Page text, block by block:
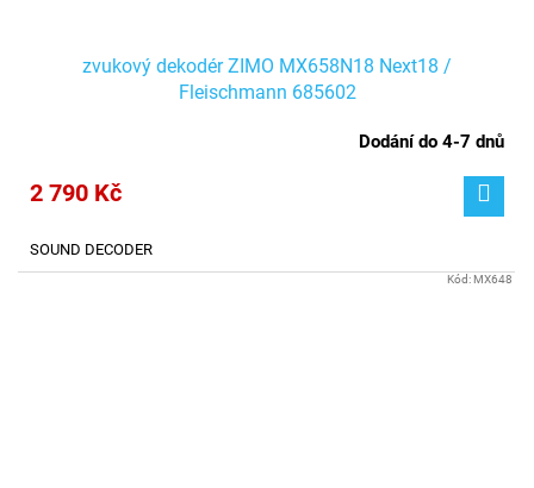
zvukový dekodér ZIMO MX658N18 Next18 /
Fleischmann 685602
Dodání do 4-7 dnů
2 790 Kč
SOUND DECODER
Kód:MX648